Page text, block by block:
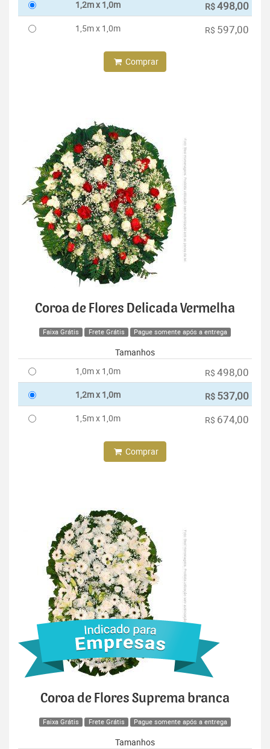
1,2m x 1,0m R$498,00
1,5m x 1,0m R$ 597,00
Comprar
Coroa de Flores Delicada Vermelha
Faixa Grátis Frete Grátis Pague somente após a entrega
Tamanhos
1,0m x 1,0m
R$ 498,00
1,2m x 1,0m R$ 537,00
1,5m x 1,0m R$ 674,00
Comprar
Coroa de Flores Suprema branca
Faixa Grátis Frete Grátis Pague somente após a entrega
Tamanhos